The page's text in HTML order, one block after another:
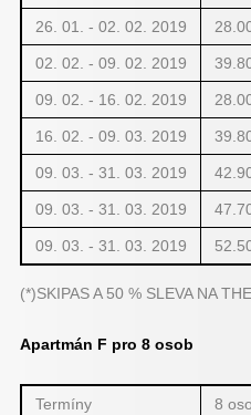
26. 01. - 02. 02. 2019
02. 02. - 09. 02. 2019
09. 02. - 16. 02. 2019
16. 02. - 09. 03. 2019
09. 03. - 31. 03. 2019
09. 03. - 31. 03. 2019
09. 03. - 31. 03. 2019
(*)SKIPAS A 50 % SLEVA NA
Apartmán F pro 8 osob
Termíny 8